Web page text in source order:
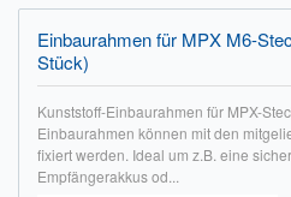
Schiffsschrauben
Luftschrauben Finder
Sendungsverfolgung DHL
Einbaurahmen für MPX M6-
Stück)
Kunststoff-Einbaurahmen für MPX-
Einbaurahmen können mit den
fixiert werden. Ideal um z.B. eine
Empfängerakkus od...